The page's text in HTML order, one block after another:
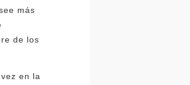
más
de los
en la